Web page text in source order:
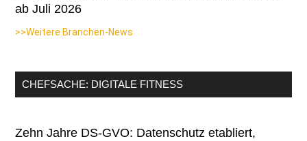
ab Juli 2026
>>Weitere Branchen-News
CHEFSACHE: DIGITALE FITNESS
Zehn Jahre DS-GVO: Datenschutz etabliert,